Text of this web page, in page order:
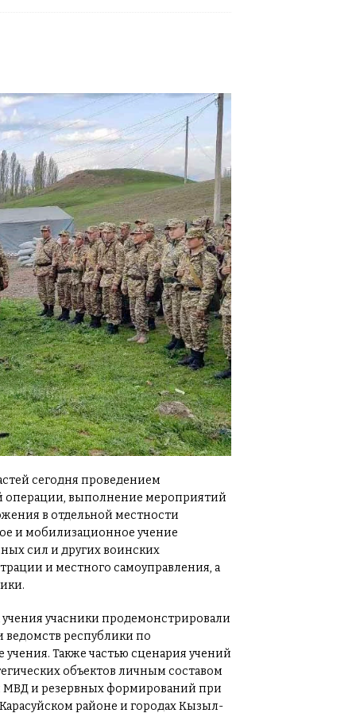
сегодня проведением
операции, выполнение мероприятий
в отдельной местности
и мобилизационное учение
сил и других воинских
и местного самоуправления, а
учения учасники продемонстрировали
ведомств республики по
Также частью сценария учений
объектов личным составом
МВД и резервных формирований при
районе и городах Кызыл-